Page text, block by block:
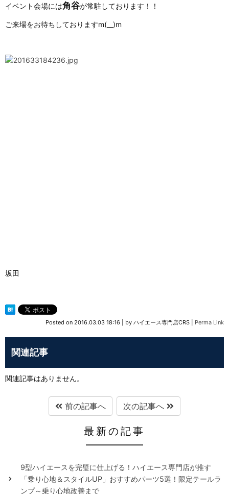
イベント会場には角谷が常駐しております！！
ご来場をお待ちしておりますm(__)m
坂田
Posted on 2016.03.03 18:16 by ハイエース専門店CRS Perma Link
関連記事
関連記事はありません。
前の記事へ 次の記事へ
最新の記事
9型ハイエースを完璧に仕上げる！ハイエース専門店が推す
「乗り心地＆スタイルUP」おすすめパーツ5選！限定テールラ
ンプ～乗り心地改善まで